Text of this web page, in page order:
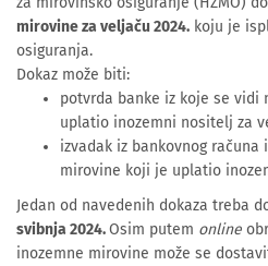
mirovine za veljaču 2024. koju je
osiguranja.
Dokaz može biti:
potvrda banke iz koje se vidi
uplatio inozemni nositelj za
izvadak iz bankovnog
mirovine koji je uplatio
Jedan od navedenih dokaza treba
svibnja 2024.Osim putem online
inozemne mirovine može se